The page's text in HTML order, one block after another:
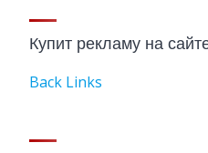
Купит рекламу на
Back Links